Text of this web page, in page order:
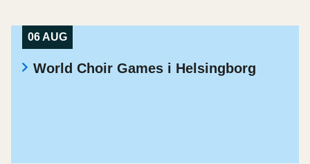
06 AUG
World Choir Games i Helsingborg